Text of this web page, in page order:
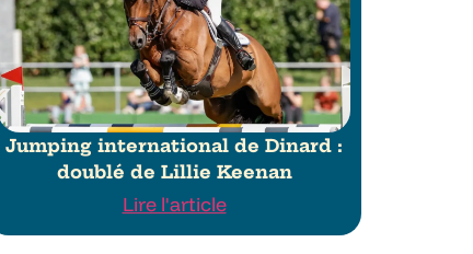
Jumping international de Dinard :
doublé de Lillie Keenan
Lire l'article